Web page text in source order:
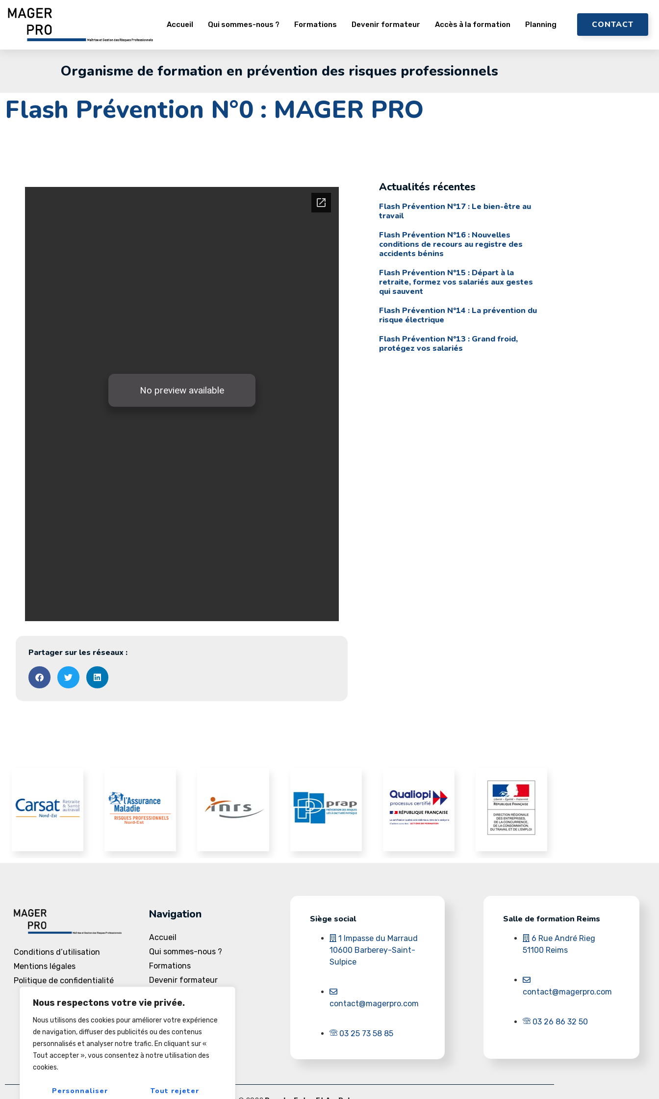
Nous respectons votre vie privée.
Nous utilisons des cookies pour améliorer votre expérience
de navigation, diffuser des publicités ou des contenus
personnalisés et analyser notre trafic. En cliquant sur «
Tout accepter », vous consentez à notre utilisation des
cookies.
Personnaliser Tout rejeter
Accueil Qui sommes-nous ? Formations Devenir formateur Accès à la formation Planning CONTACT
Organisme de formation en prévention des risques professionnels
Flash Prévention N°0 : MAGER PRO
Partager sur les réseaux :
Actualités récentes
Flash Prévention N°17 : Le bien-être au
travail
Flash Prévention N°16 : Nouvelles
conditions de recours au registre des
accidents bénins
Flash Prévention N°15 : Départ à la
retraite, formez vos salariés aux gestes
qui sauvent
Flash Prévention N°14 : La prévention du
risque électrique
Flash Prévention N°13 : Grand froid,
protégez vos salariés
Conditions d’utilisation
Mentions légales
Politique de confidentialité
Navigation
Accueil
Qui sommes-nous ?
Formations
Devenir formateur
Planning
Contact
Siège social
1 Impasse du Marraud
10600 Barberey-Saint-
Sulpice
contact@magerpro.com
03 25 73 58 85
Salle de formation Reims
6 Rue André Rieg
51100 Reims
contact@magerpro.com
03 26 86 32 50